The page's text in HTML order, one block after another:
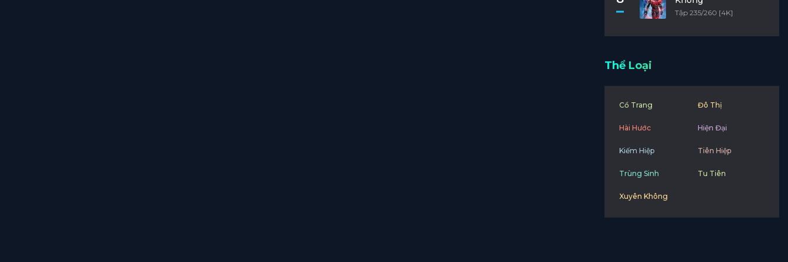
Tập 235/260 [4K]
Thể Loại
Cổ Trang Đô Thị
Hài Hước Hiện Đại
Kiếm Hiệp Tiên Hiệp
Trùng Sinh Tu Tiên
Xuyên Không